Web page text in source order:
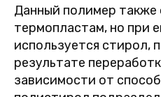
Данный полимер также
термопластам, но при
используется стирол,
результате
зависимости от